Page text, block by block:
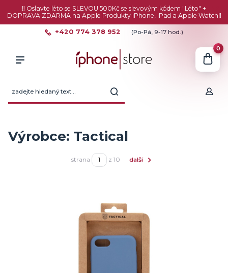
‼️ Oslavte léto se SLEVOU 500Kč se slevovým kódem "Léto" +
DOPRAVA ZDARMA na Apple Produkty iPhone, iPad a Apple Watch‼️
+420 774 378 952 (Po-Pá, 9-17 hod.)
0
Výrobce: Tactical
strana z 10 další